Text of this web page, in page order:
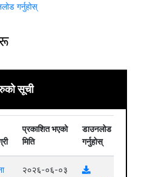
गर्नुहोस्
सूची
प्रकाशित भएको
मिति
डाउनलोड
गर्नुहोस्
२०२६-०६-०३